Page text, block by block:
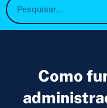
Como